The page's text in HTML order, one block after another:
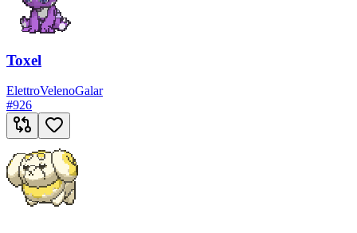
Toxel
ElettroVelenoGalar
#926